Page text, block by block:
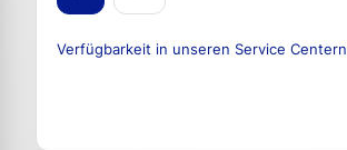
Verfügbarkeit in unseren Service Centern